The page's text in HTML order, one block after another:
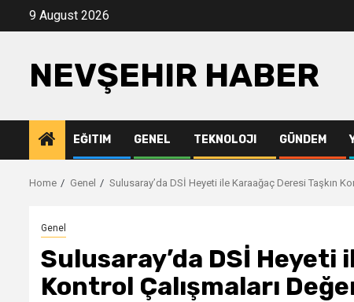
9 August 2026
NEVŞEHIR HABER
EĞITIM GENEL TEKNOLOJI GÜNDEM
Home Genel Sulusaray’da DSİ Heyeti ile Karaağaç Deresi Taşkın
Genel
Sulusaray’da DSİ Heyeti
Kontrol Çalışmaları